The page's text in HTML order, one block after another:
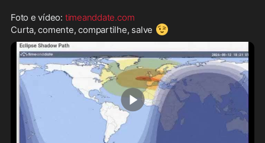
Foto e vídeo: timeanddate.com
Curta, comente, compartilhe, salve 😉